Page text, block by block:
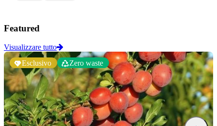
Featured
Visualizzare tutto
Esclusivo
Zero waste